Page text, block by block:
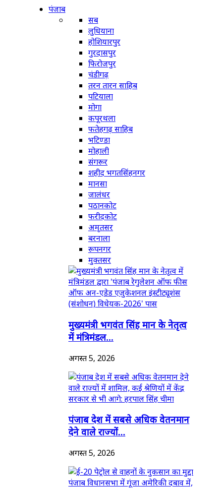
पंजाब
सब
लुधियाना
होशियारपुर
गुरदासपुर
फिरोजपुर
चंडीगढ़
तरन तारन साहिब
पटियाला
मोगा
कपूरथला
फतेहगढ़ साहिब
भटिण्डा
मोहाली
संगरूर
शहीद भगतसिंहनगर
मानसा
जालंधर
पठानकोट
फरीदकोट
अमृतसर
बरनाला
रूपनगर
मुक्तसर
मुख्यमंत्री भगवंत सिंह मान के नेतृत्व
में मंत्रिमंडल...
अगस्त 5, 2026
पंजाब देश में सबसे अधिक वेतनमान
देने वाले राज्यों...
अगस्त 5, 2026